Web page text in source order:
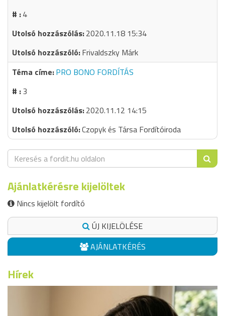
4
2020.11.18 15:34
Frivaldszky Márk
PRO BONO FORDÍTÁS
3
2020.11.12 14:15
Czopyk és Társa Fordítóiroda
Ajánlatkérésre kijelöltek
Nincs kijelölt fordító
ÚJ KIJELÖLÉSE
AJÁNLATKÉRÉS
Hírek